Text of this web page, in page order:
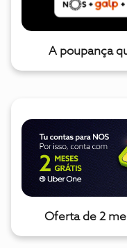
A poupança
Oferta de 2